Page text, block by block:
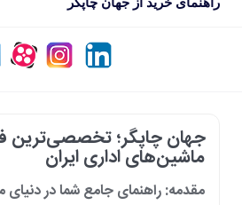
جهان چاپگر؛ تخصصی‌ترین
ماشین‌های اداری ایران
مقدمه: راهنمای جامع شما در